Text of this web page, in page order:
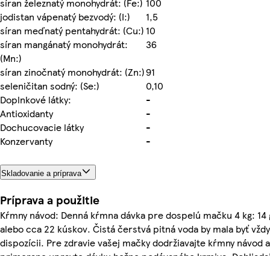
jodistan vápenatý bezvodý: (I:)
1,5
síran meďnatý pentahydrát: (Cu:) 10
síran mangánatý monohydrát:
(Mn:)
36
síran zinočnatý monohydrát: (Zn:)91
seleničitan sodný: (Se:)
0,10
Doplnkové látky:
-
Antioxidanty
-
Dochucovacie látky
-
Konzervanty
-
Skladovanie a príprava
Príprava a použitie
Kŕmny návod: Denná kŕmna dávka pre dospelú mačku 4 kg: 14
alebo cca 22 kúskov. Čistá čerstvá pitná voda by mala byť
dispozícii. Pre zdravie vašej mačky dodržiavajte kŕmny návod a